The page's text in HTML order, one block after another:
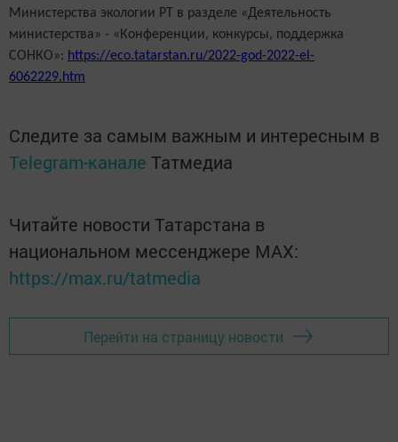
Министерства экологии РТ в разделе «Деятельность
министерства» - «Конференции, конкурсы, поддержка
СОНКО»: https://eco.tatarstan.ru/2022-god-2022-el-
6062229.htm
Следите за самым важным и интересным в
Telegram-канале Татмедиа
Читайте новости Татарстана в
национальном мессенджере MАХ:
https://max.ru/tatmedia
Перейти на страницу новости